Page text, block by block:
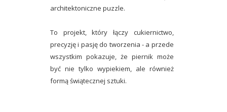
architektoniczne puzzle.
To projekt, który łączy cukiernictwo,
precyzję i pasję do tworzenia - a przede
wszystkim pokazuje, że piernik może
być nie tylko wypiekiem, ale również
formą świątecznej sztuki.